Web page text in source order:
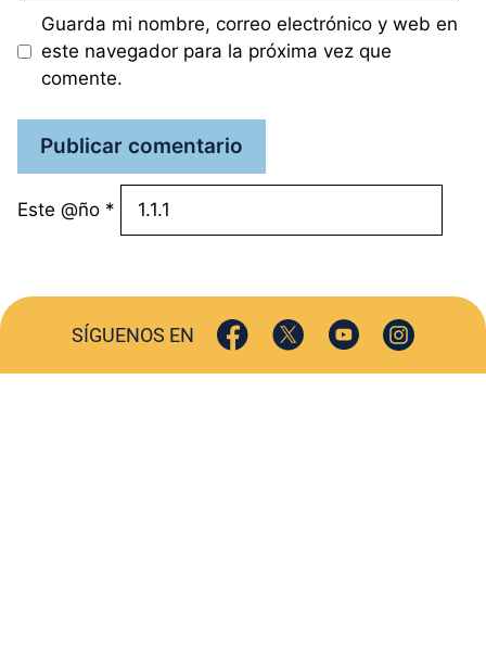
Guarda mi nombre, correo electrónico y web en
este navegador para la próxima vez que
comente.
Este @ño *
SÍGUENOS EN